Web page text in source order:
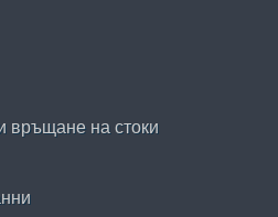
връщане на стоки